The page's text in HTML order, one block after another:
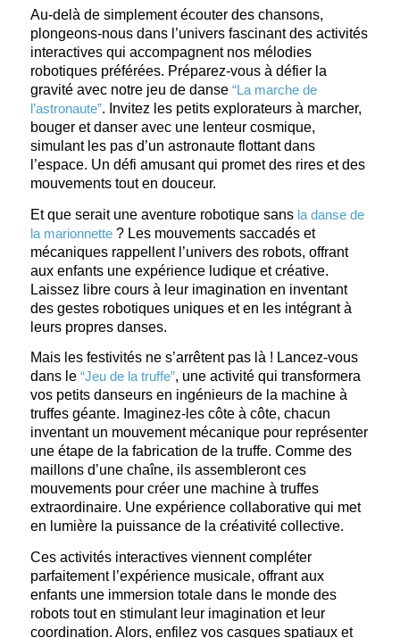
Au-delà de simplement écouter des chansons,
plongeons-nous dans l’univers fascinant des activités
interactives qui accompagnent nos mélodies
robotiques préférées. Préparez-vous à défier la
gravité avec notre jeu de danse“La marche de
l’astronaute”. Invitez les petits explorateurs à marcher,
bouger et danser avec une lenteur cosmique,
simulant les pas d’un astronaute flottant dans
l’espace. Un défi amusant qui promet des rires et des
mouvements tout en douceur.
Et que serait une aventure robotique sans la danse de
la marionnette? Les mouvements saccadés et
mécaniques rappellent l’univers des robots, offrant
aux enfants une expérience ludique et créative.
Laissez libre cours à leur imagination en inventant
des gestes robotiques uniques et en les intégrant à
leurs propres danses.
Mais les festivités ne s’arrêtent pas là ! Lancez-vous
dans le “Jeu de la truffe”, une activité qui transformera
vos petits danseurs en ingénieurs de la machine à
truffes géante. Imaginez-les côte à côte, chacun
inventant un mouvement mécanique pour représenter
une étape de la fabrication de la truffe. Comme des
maillons d’une chaîne, ils assembleront ces
mouvements pour créer une machine à truffes
extraordinaire. Une expérience collaborative qui met
en lumière la puissance de la créativité collective.
Ces activités interactives viennent compléter
parfaitement l’expérience musicale, offrant aux
enfants une immersion totale dans le monde des
robots tout en stimulant leur imagination et leur
coordination. Alors, enfilez vos casques spatiaux et